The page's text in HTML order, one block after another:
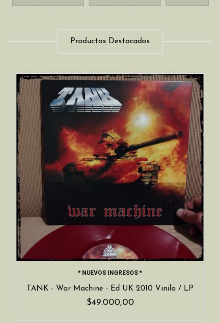
Productos Destacados
* NUEVOS INGRESOS *
TANK - War Machine - Ed UK 2010 Vinilo / LP
$49.000,00